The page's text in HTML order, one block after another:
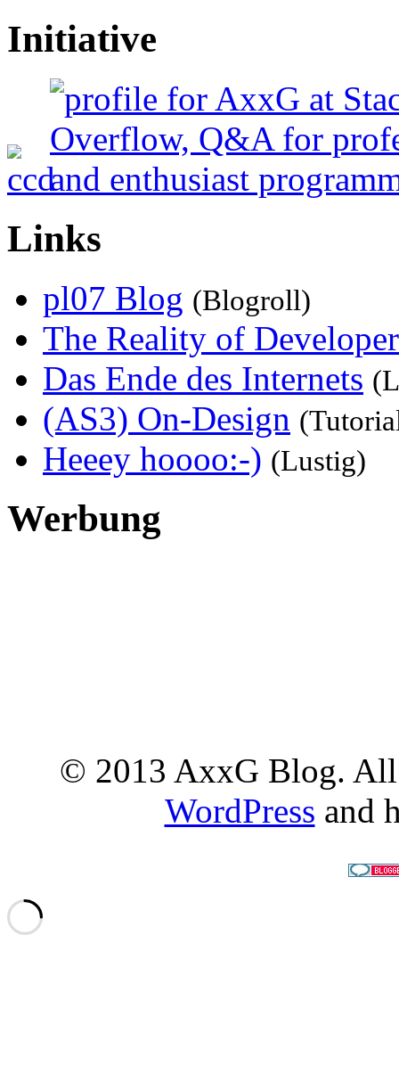
Initiative
Links
pl07 Blog (Blogroll)
The Reality of
Das Ende des Internets
(AS3) On-Design
Heeey hoooo:-) (Lustig)
Werbung
© 2013 AxxG Blog. All
WordPress and